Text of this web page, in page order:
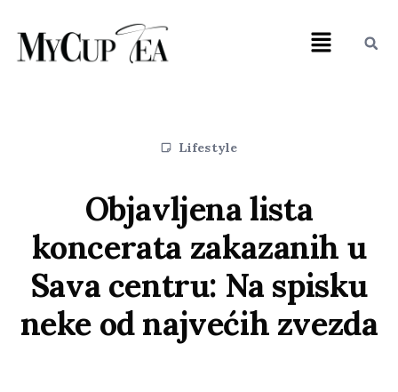
Lifestyle
Objavljena lista
koncerata zakazanih u
Sava centru: Na spisku
neke od najvećih zvezda